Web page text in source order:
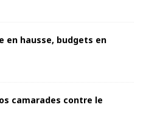
en hausse, budgets en
camarades contre le